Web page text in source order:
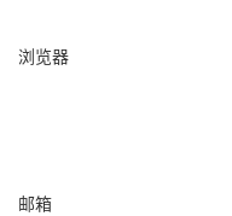
浏览器
邮箱